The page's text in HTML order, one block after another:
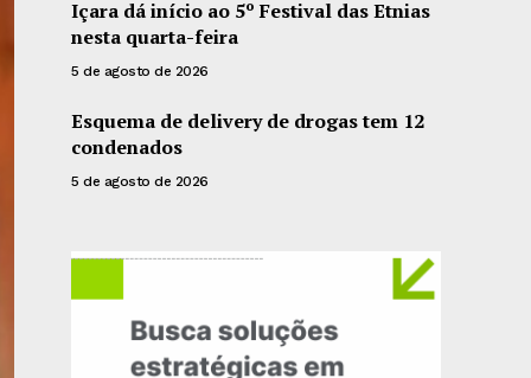
Içara dá início ao 5º Festival das Etnias
nesta quarta-feira
5 de agosto de 2026
Esquema de delivery de drogas tem 12
condenados
5 de agosto de 2026